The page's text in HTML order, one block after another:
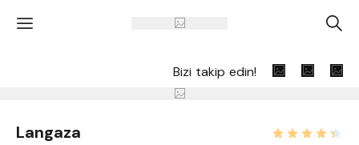
' A
Bizi takip edin!
Langaza